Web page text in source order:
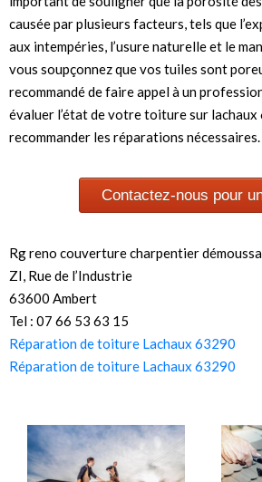
causée par plusieurs facteurs, tels que
aux intempéries, l’usure naturelle et le
vous soupçonnez que vos tuiles sont
recommandé de faire appel à un
évaluer l’état de votre toiture sur
recommander les réparations nécessaires.
Contactez-nous pour
Rg reno couverture charpentier
ZI, Rue de l’Industrie
63600 Ambert
Tel : 07 66 53 63 15
Réparation de toiture Lachaux 63290
Réparation de toiture Lachaux 63290